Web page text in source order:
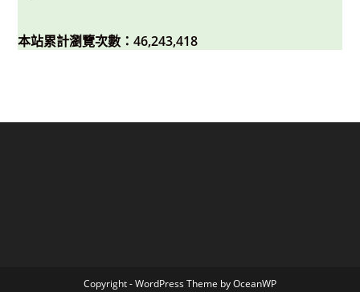
本站累計瀏覽次數：46,243,418
Copyright - WordPress Theme by OceanWP